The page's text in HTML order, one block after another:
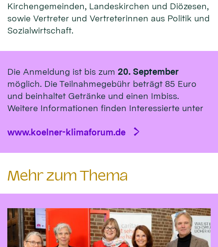
Kirchengemeinden, Landeskirchen und Diözesen,
sowie Vertreter und Vertreterinnen aus Politik und
Sozialwirtschaft.
Die Anmeldung ist bis zum 20. September
möglich. Die Teilnahmegebühr beträgt 85 Euro
und beinhaltet Getränke und einen Imbiss.
Weitere Informationen finden Interessierte unter
www.koelner-klimaforum.de
Mehr zum Thema